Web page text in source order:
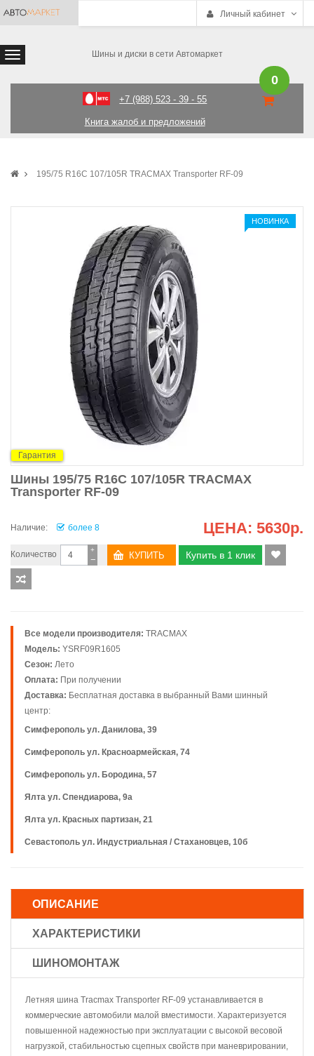
Личный кабинет
Шины и диски в сети Автомаркет
+7 (988) 523 - 39 - 55
Книга жалоб и предложений
0
195/75 R16C 107/105R TRACMAX Transporter RF-09
Гарантия
НОВИНКА
Шины 195/75 R16C 107/105R TRACMAX
Transporter RF-09
Наличие: более 8 ЦЕНА: 5630р.
Количество −
+ Купить в 1 клик
Все модели производителя: TRACMAX
Модель: YSRF09R1605
Сезон: Лето
Оплата: При получении
Доставка: Бесплатная доставка в выбранный Вами шинный
центр:
Симферополь ул. Данилова, 39
Симферополь ул. Красноармейская, 74
Симферополь ул. Бородина, 57
Ялта ул. Спендиарова, 9а
Ялта ул. Красных партизан, 21
Севастополь ул. Индустриальная / Стахановцев, 10б
ОПИСАНИЕ
ХАРАКТЕРИСТИКИ
ШИНОМОНТАЖ
Летняя шина Tracmax Transporter RF-09 устанавливается в
коммерческие автомобили малой вместимости. Характеризуется
повышенной надежностью при эксплуатации с высокой весовой
нагрузкой, стабильностью сцепных свойств при маневрировании,